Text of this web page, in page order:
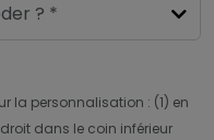
? *
la personnalisation : (1) en
dans le coin inférieur